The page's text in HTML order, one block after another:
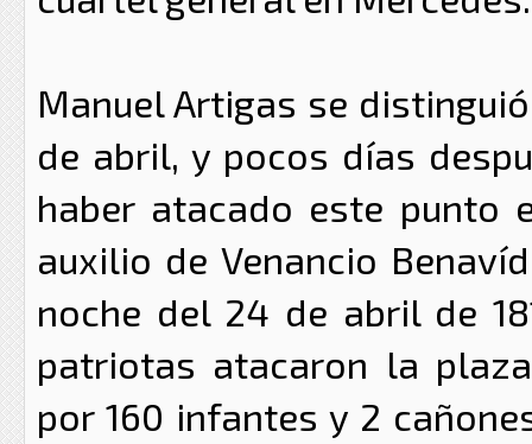
Manuel Artigas se
de abril, y pocos días
haber atacado este punto
auxilio de Venancio
noche del 24 de abril de
patriotas atacaron la
por 160 infantes y 2